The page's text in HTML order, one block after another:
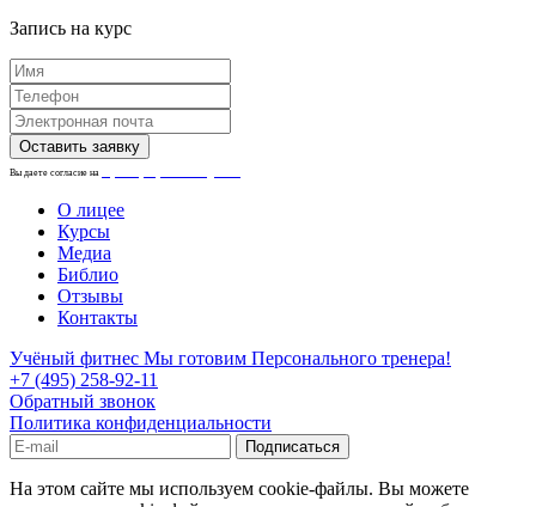
Запись на курс
Вы даете согласие на
О лицее
Курсы
Медиа
Библио
Отзывы
Контакты
Учёный фитнес Мы готовим Персонального тренера!
+7 (495) 258-92-11
Обратный звонок
Политика конфиденциальности
На этом сайте мы используем cookie-файлы. Вы можете